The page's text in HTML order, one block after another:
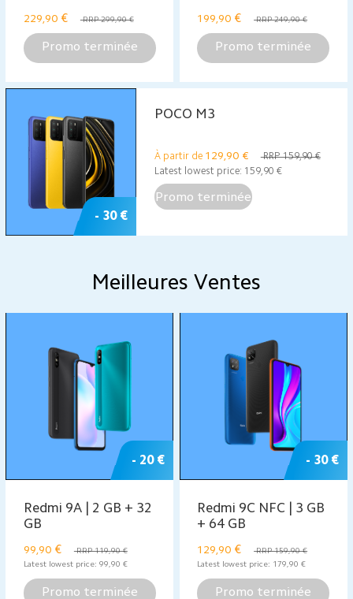
229,90 € RRP 299,90 €
Promo terminée
199,90 € RRP 249,90 €
Promo terminée
- 30 €
POCO M3
À partir de 129,90 €
RRP 159,90 €
Latest lowest price: 159,90 €
Promo terminée
Meilleures Ventes
- 20 €
Redmi 9A | 2 GB + 32
GB
99,90 €
RRP 119,90 €
Latest lowest price: 99,90 €
Promo terminée
- 30 €
Redmi 9C NFC | 3 GB
+ 64 GB
129,90 €
RRP 159,90 €
Latest lowest price: 179,90 €
Promo terminée